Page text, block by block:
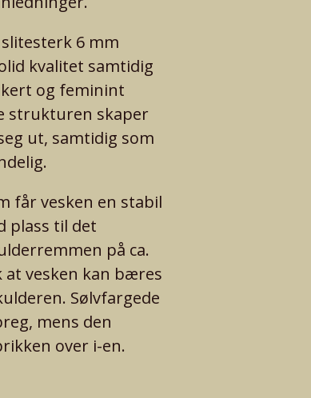
6 mm
kvalitet samtidig
og feminint
strukturen skaper
ut, samtidig som
får vesken en stabil
plass til det
på ca.
at vesken kan bæres
Sølvfargede
mens den
over i-en.